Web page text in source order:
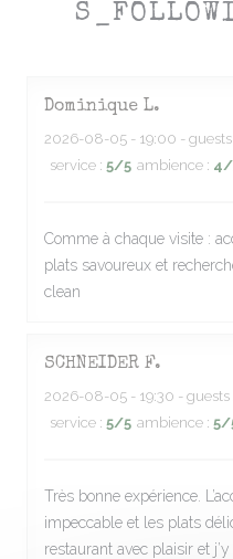
Dominique L
2026-08-05 - 19:00 - guests
service : 5/5 ambience : 4/
Comme à chaque visite :
plats savoureux et
clean
SCHNEIDER F
2026-08-05 - 19:30 - guests
service : 5/5 ambience : 5/
Très bonne expérience.
impeccable et les plats
restaurant avec plaisir et j’y